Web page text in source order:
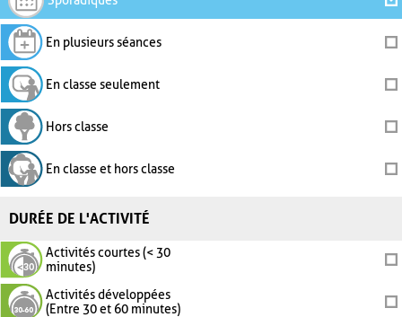
En plusieurs séances
En classe seulement
Hors classe
En classe et hors classe
DURÉE DE L'ACTIVITÉ
Activités courtes (< 30
minutes)
Activités développées
(Entre 30 et 60 minutes)